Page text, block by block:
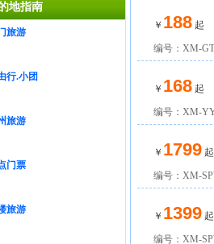
地指南
旅游
行.小团
旅游
门票
旅游
￥ 188起
编号：XM-
￥ 168起
编号：XM-
￥ 1799起
编号：XM-
￥ 1399起
编号：XM-